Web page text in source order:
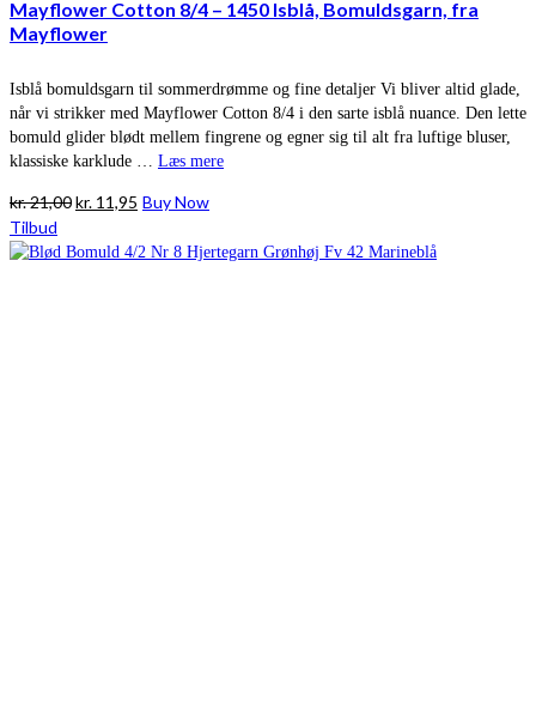
Mayflower Cotton 8/4 – 1450 Isblå, Bomuldsgarn, fra
Mayflower
Isblå bomuldsgarn til sommerdrømme og fine detaljer Vi bliver altid glade,
når vi strikker med Mayflower Cotton 8/4 i den sarte isblå nuance. Den lette
bomuld glider blødt mellem fingrene og egner sig til alt fra luftige bluser,
klassiske karklude … Læs mere
kr.21,00Den
pris
kr. 11,95 Den
pris
Buy Now
Tilbud